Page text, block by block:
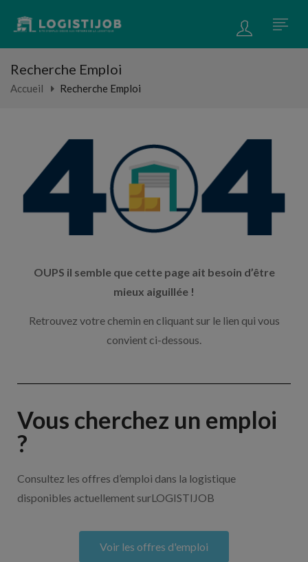
Recherche Emploi
Accueil Recherche Emploi
OUPS il semble que cette page ait besoin d’être
mieux aiguillée !
Retrouvez votre chemin en cliquant sur le lien qui vous
convient ci-dessous.
Vous cherchez un emploi
?
Consultez les offres d’emploi dans la logistique
disponibles actuellement surLOGISTIJOB
Voir les offres d'emploi